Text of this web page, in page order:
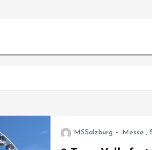
MSSalzburg Messe ,